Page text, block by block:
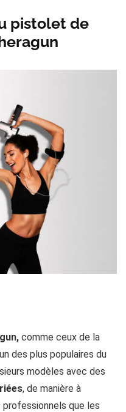
pistolet de
comme ceux de la
des plus populaires du
modèles avec des
, de manière à
que les